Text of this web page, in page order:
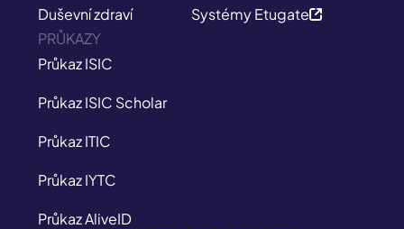
Duševní zdraví
Systémy Etugate
PRŮKAZY
Průkaz ISIC
Průkaz ISIC Scholar
Průkaz ITIC
Průkaz IYTC
Průkaz AliveID